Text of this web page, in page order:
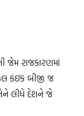
જેમ રાજકારણમાં
કંઇક બીજી જ
લીધે દેશને જે